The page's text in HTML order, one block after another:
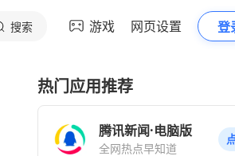
搜索 游戏 网页设置 登
热门应用推荐
腾讯新闻·电脑版
全网热点早知道